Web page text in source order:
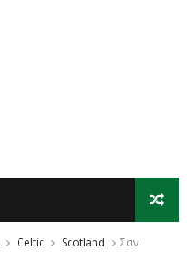
Celtic Scotland
Σαν